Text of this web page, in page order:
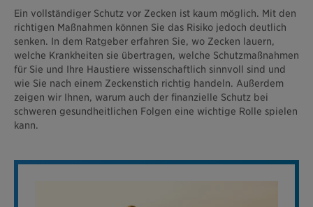
Ein vollständiger Schutz vor Zecken ist kaum möglich. Mit den
richtigen Maßnahmen können Sie das Risiko jedoch deutlich
senken. In dem Ratgeber erfahren Sie, wo Zecken lauern,
welche Krankheiten sie übertragen, welche Schutzmaßnahmen
für Sie und Ihre Haustiere wissenschaftlich sinnvoll sind und
wie Sie nach einem Zeckenstich richtig handeln. Außerdem
zeigen wir Ihnen, warum auch der finanzielle Schutz bei
schweren gesundheitlichen Folgen eine wichtige Rolle spielen
kann.